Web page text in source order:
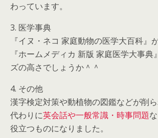
わっています。
3. 医学事典
『イヌ・ネコ 家庭動物の医学大百科』
『ホームメディカ 新版 家庭医学大事典
ズの高さでしょうか＾＾
4. その他
漢字検定対策や動植物の図鑑などが削ら
代わりに英会話や一般常識・時事問題
役立つものになりました。